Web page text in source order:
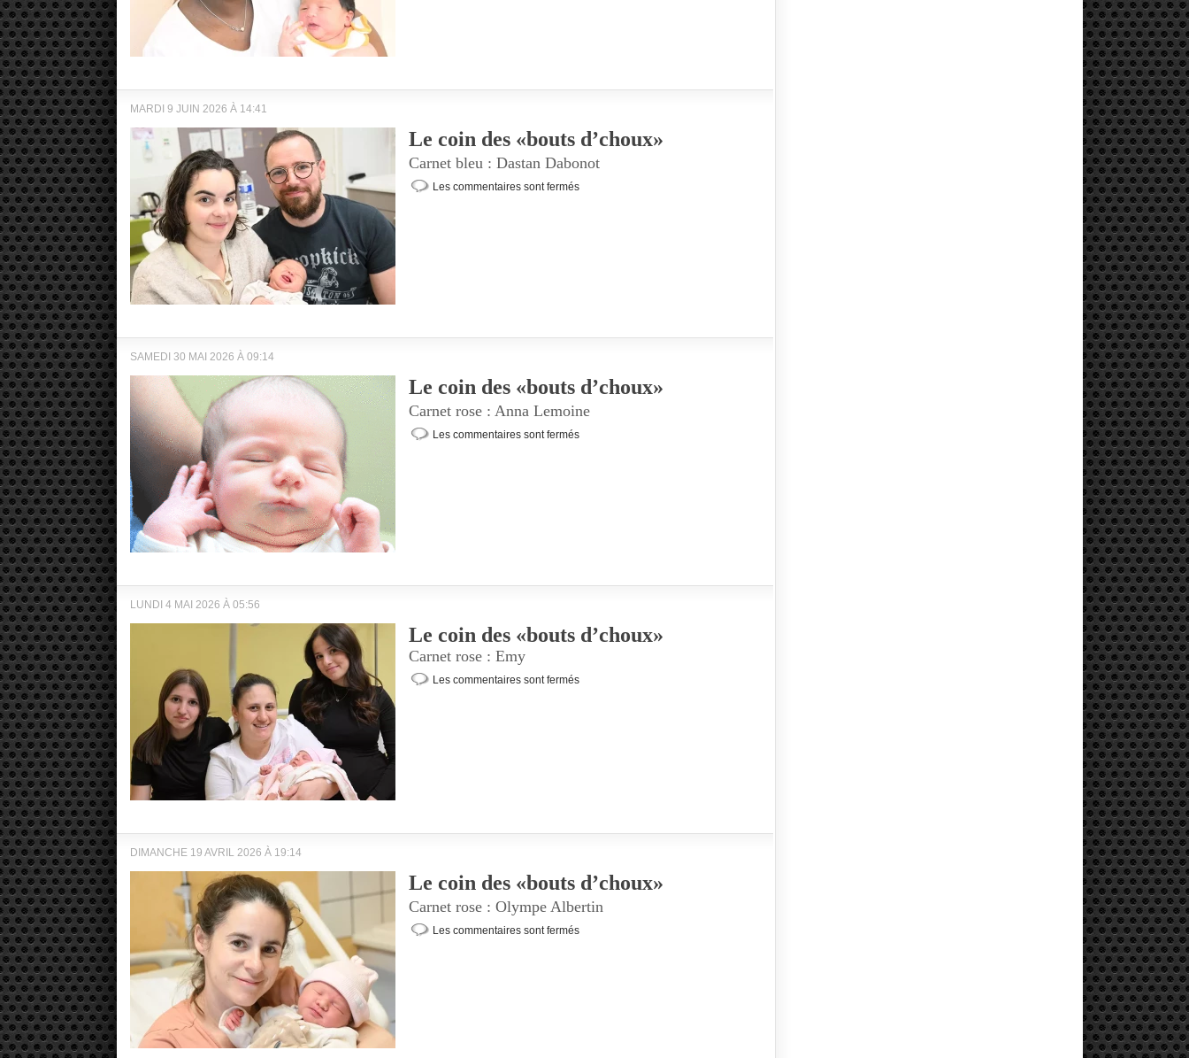
MARDI 9 JUIN 2026 À 14:41
Le coin des «bouts d’choux»
Carnet bleu : Dastan Dabonot
Les commentaires sont fermés
SAMEDI 30 MAI 2026 À 09:14
Le coin des «bouts d’choux»
Carnet rose : Anna Lemoine
Les commentaires sont fermés
LUNDI 4 MAI 2026 À 05:56
Le coin des «bouts d’choux»
Carnet rose : Emy
Les commentaires sont fermés
DIMANCHE 19 AVRIL 2026 À 19:14
Le coin des «bouts d’choux»
Carnet rose : Olympe Albertin
Les commentaires sont fermés